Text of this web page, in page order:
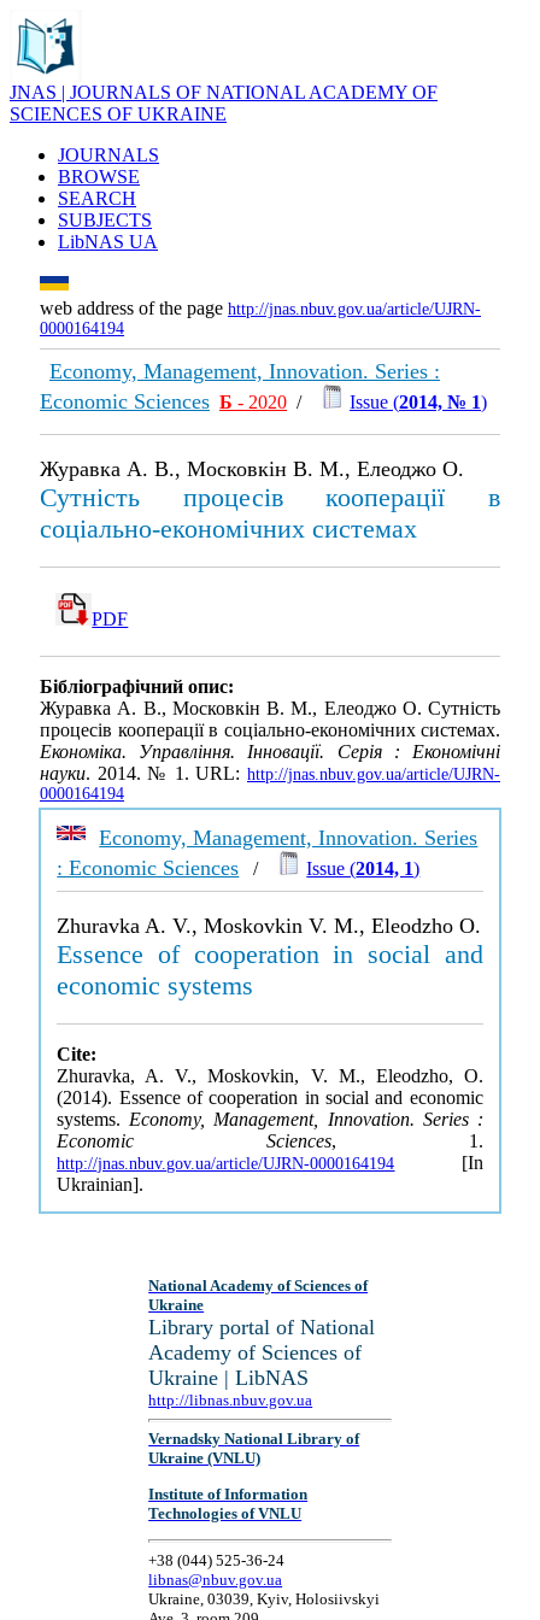
JNAS | JOURNALS OF NATIONAL ACADEMY OF
SCIENCES OF UKRAINE
JOURNALS
BROWSE
SEARCH
SUBJECTS
LibNAS UA
web address of the page http://jnas.nbuv.gov.ua/article/UJRN-
0000164194
Economy, Management, Innovation. Series :
Economic Sciences Б - 2020 / Issue (2014, № 1)
Журавка А. В., Московкін В. М., Елеоджо О.
Сутність процесів кооперації в
соціально-економічних системах
PDF
Бібліографічний опис:
Журавка А. В., Московкін В. М., Елеоджо О. Сутність
процесів кооперації в соціально-економічних системах.
Економіка. Управління. Інновації. Серія : Економічні
науки. 2014. № 1. URL: http://jnas.nbuv.gov.ua/article/UJRN-
0000164194
Economy, Management, Innovation. Series
: Economic Sciences / Issue (2014, 1)
Zhuravka A. V., Moskovkin V. M., Eleodzho O.
Essence of cooperation in social and
economic systems
Cite:
Zhuravka, A. V., Moskovkin, V. M., Eleodzho, O.
(2014). Essence of cooperation in social and economic
systems. Economy, Management, Innovation. Series :
Economic Sciences, 1.
http://jnas.nbuv.gov.ua/article/UJRN-0000164194 [In
Ukrainian].
National Academy of Sciences of
Ukraine
Library portal of National
Academy of Sciences of
Ukraine | LibNAS
http://libnas.nbuv.gov.ua
Vernadsky National Library of
Ukraine (VNLU)
Institute of Information
Technologies of VNLU
+38 (044) 525-36-24
libnas@nbuv.gov.ua
Ukraine, 03039, Kyiv, Holosiivskyi